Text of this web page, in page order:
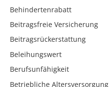
Behindertenrabatt
Beitragsfreie Versicherung
Beitragsrückerstattung
Beleihungswert
Berufsunfähigkeit
Betriebliche Altersversorgung